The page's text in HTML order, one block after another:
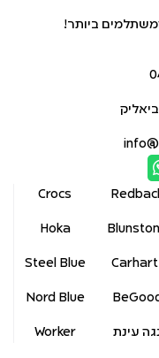
ביותר!
עינת
Crocs
Hoka
Steel Blue
Nord Blue
Worker